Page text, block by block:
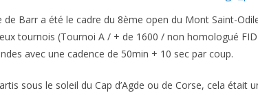
Barr a été le cadre du 8ème open du Mont Saint-
tournois (Tournoi A / + de 1600 / non homologué
avec une cadence de 50min + 10 sec par coup.
sous le soleil du Cap d’Agde ou de Corse, cela était